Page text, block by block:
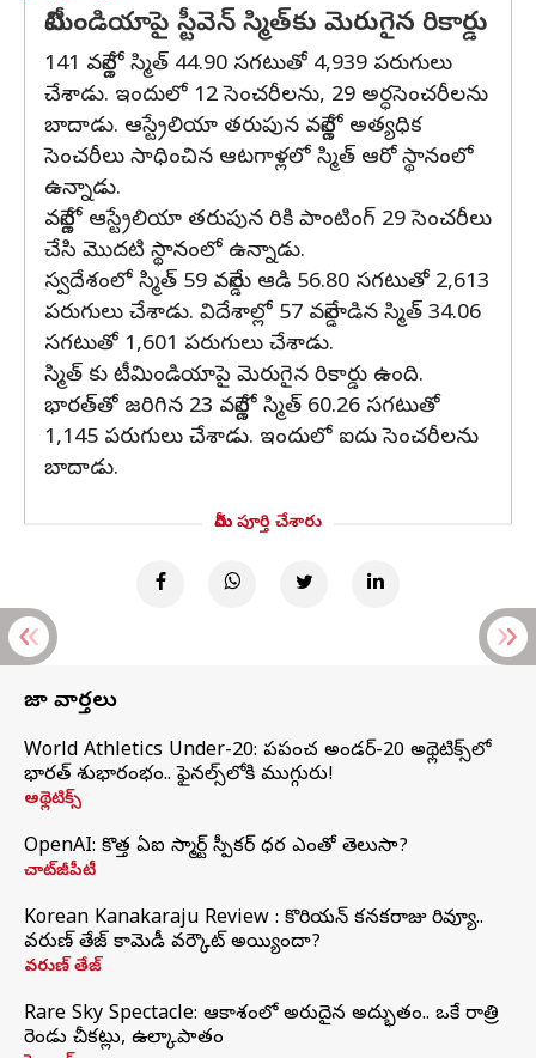
టీమిండియాపై స్టీవెన్ స్మిత్‌కు మెరుగైన రికార్డు
141 వన్డేల్లో స్మిత్ 44.90 సగటుతో 4,939 పరుగులు
చేశాడు. ఇందులో 12 సెంచరీలను, 29 అర్ధసెంచరీలను
బాదాడు. ఆస్ట్రేలియా తరుపున వన్డేల్లో అత్యధిక
సెంచరీలు సాధించిన ఆటగాళ్లలో స్మిత్ ఆరో స్థానంలో
ఉన్నాడు.
వన్డేల్లో ఆస్ట్రేలియా తరుపున రికి పాంటింగ్ 29 సెంచరీలు
చేసి మొదటి స్థానంలో ఉన్నాడు.
స్వదేశంలో స్మిత్ 59 వన్డేలు ఆడి 56.80 సగటుతో 2,613
పరుగులు చేశాడు. విదేశాల్లో 57 వన్డేలాడిన స్మిత్ 34.06
సగటుతో 1,601 పరుగులు చేశాడు.
స్మిత్‌ కు టీమిండియాపై మెరుగైన రికార్డు ఉంది.
భారత్‌తో జరిగిన 23 వన్డేల్లో స్మిత్ 60.26 సగటుతో
1,145 పరుగులు చేశాడు. ఇందులో ఐదు సెంచరీలను
బాదాడు.
మీరు పూర్తి చేశారు
తాజా వార్తలు
World Athletics Under-20: ప్రపంచ అండర్-20 అథ్లెటిక్స్‌లో
భారత్‌ శుభారంభం.. ఫైనల్స్‌లోకి ముగ్గురు!
అథ్లెటిక్స్
OpenAI: కొత్త ఏఐ స్మార్ట్ స్పీకర్ ధర ఎంతో తెలుసా?
చాట్‌జీపీటీ
Korean Kanakaraju Review : కొరియన్ కనకరాజు రివ్యూ..
వరుణ్ తేజ్ కామెడీ వర్కౌట్ అయ్యిందా?
వరుణ్ తేజ్
Rare Sky Spectacle: ఆకాశంలో అరుదైన అద్భుతం.. ఒకే రాత్రి
రెండు చీకట్లు, ఉల్కాపాతం